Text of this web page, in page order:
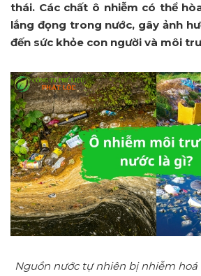
thái. Các chất ô nhiễm có thể
lắng đọng trong nước, gây ảnh
đến sức khỏe con người và môi
Nguồn nước tự nhiên bị nhiễm hoá